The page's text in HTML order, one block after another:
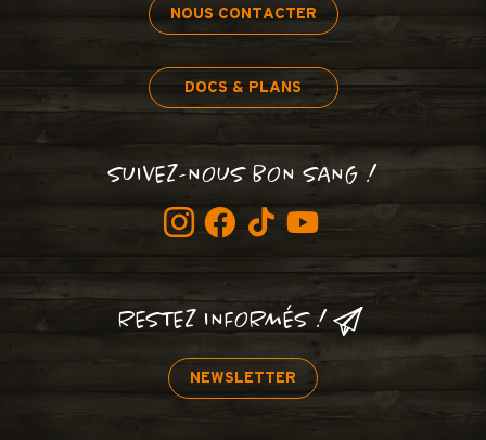
NOUS CONTACTER
DOCS & PLANS
SUIVEZ-NOUS BON SANG !
RESTEZ INFORMÉS !
NEWSLETTER